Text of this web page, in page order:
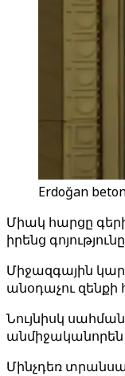
Erdoğan
Միակ հարցը
իրենց
Միջազգային
անօդաչու
Նույնիսկ
անմիջականորեն
Մինչդեռ